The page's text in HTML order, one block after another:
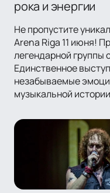
рока и энергии
Не пропустите
Arena Riga 11 июня!
легендарной группы
Единственное
незабываемые
музыкальной